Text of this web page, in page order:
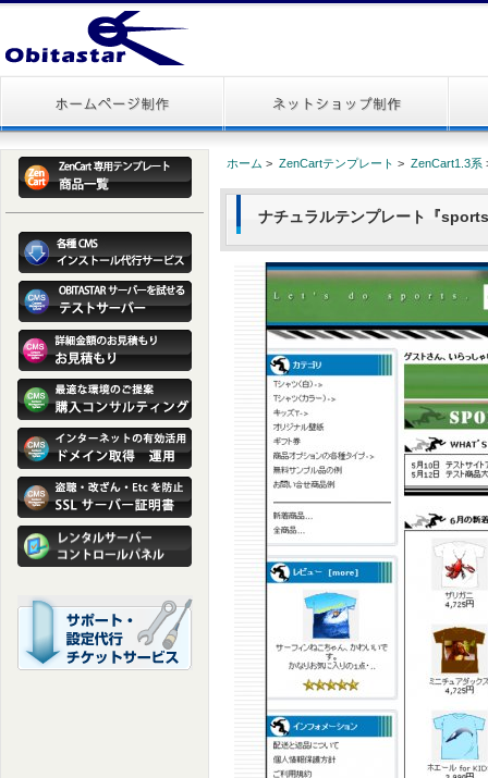
ホーム > ZenCartテンプレート > ZenCart1.3系
ナチュラルテンプレート『